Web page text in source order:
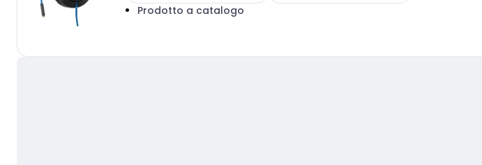
Prodotto a catalogo